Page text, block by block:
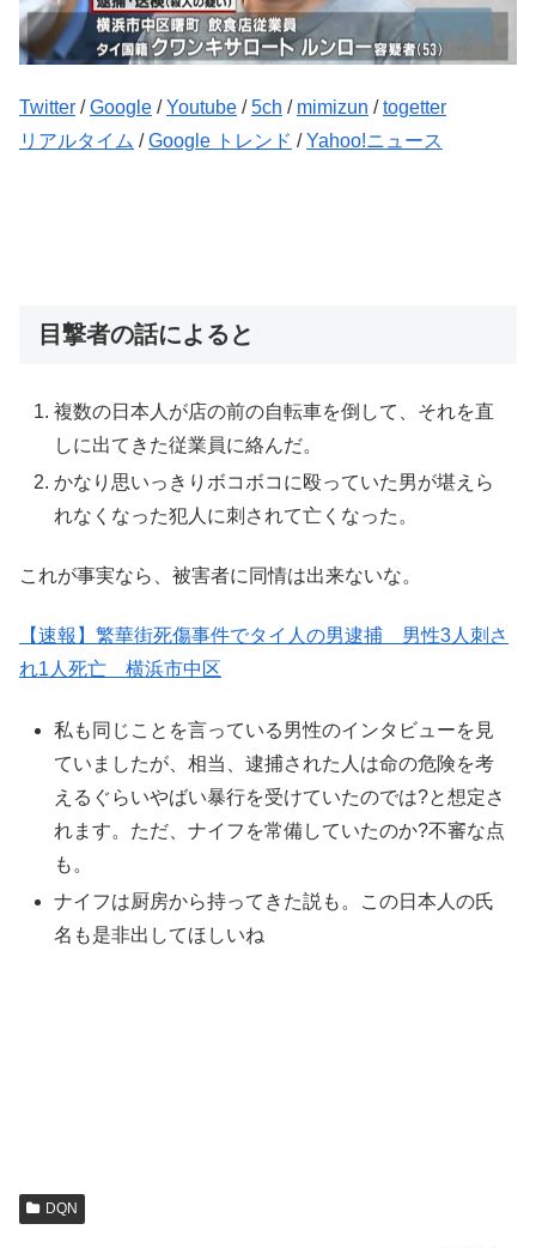
Twitter /Google /Youtube /5ch / mimizun /togetter
リアルタイム /Google トレンド /Yahoo!ニュース
目撃者の話によると
複数の日本人が店の前の自転車を倒して、それを直
しに出てきた従業員に絡んだ。
かなり思いっきりボコボコに殴っていた男が堪えら
れなくなった犯人に刺されて亡くなった。
これが事実なら、被害者に同情は出来ないな。
【速報】繁華街死傷事件でタイ人の男逮捕 男性3人刺さ
れ1人死亡 横浜市中区
私も同じことを言っている男性のインタビューを見
ていましたが、相当、逮捕された人は命の危険を考
えるぐらいやばい暴行を受けていたのでは?と想定さ
れます。ただ、ナイフを常備していたのか?不審な点
も。
ナイフは厨房から持ってきた説も。この日本人の氏
名も是非出してほしいね
DQN